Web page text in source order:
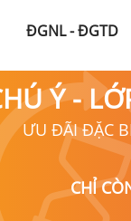
ĐGNL - ĐGTD
Ý -
ƯU ĐÃI ĐẶC
CHỈ